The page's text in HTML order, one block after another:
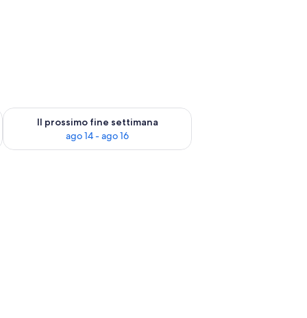
ago 7 - ago 9
Il prossimo fine settimana
ago 14 - ago 16
Verifica la disponibilità per il prossimo fine settimana, ago 14